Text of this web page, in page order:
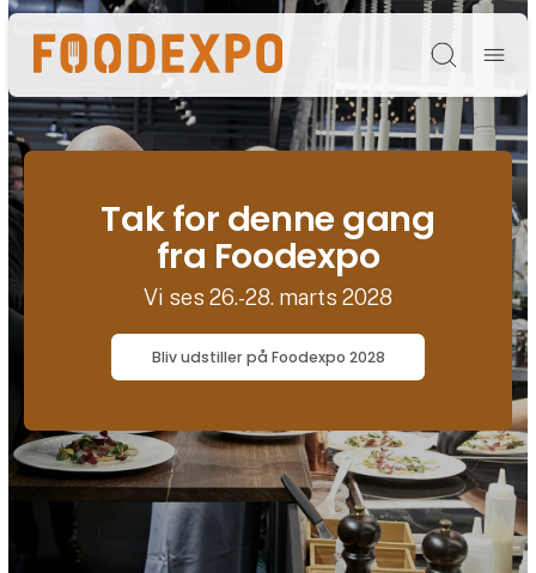
Søg
Tak for denne gang
fra Foodexpo
Vi ses 26.-28. marts 2028
Bliv udstiller på Foodexpo 2028